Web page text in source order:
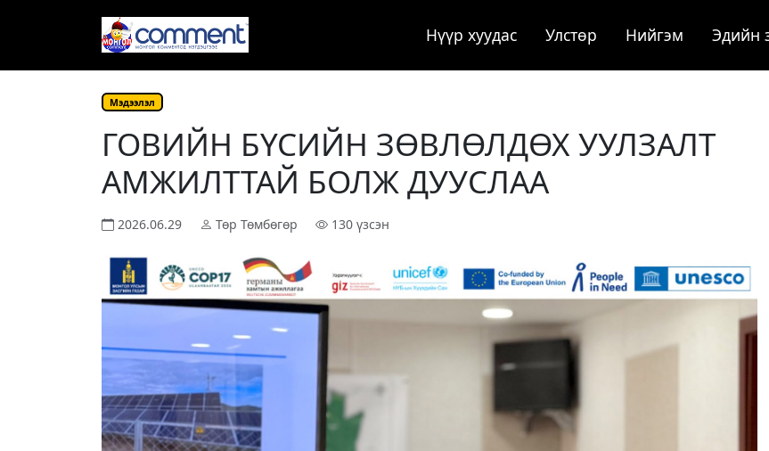
Нүүр хуудас Улстөр Нийгэм Эдийн
Мэдээлэл
ГОВИЙН БҮСИЙН ЗӨВЛӨЛДӨХ УУЛЗАЛТ
АМЖИЛТТАЙ БОЛЖ ДУУСЛАА
2026.06.29 Төр Төмбөгөр 130 үзсэн